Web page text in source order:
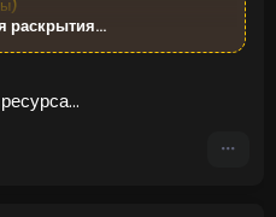
камни
в 50 метрах от точки
auto-pickup)
раскрытия...